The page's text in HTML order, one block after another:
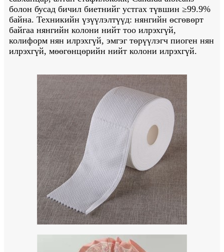
болон бусад бичил биетнийг устгах түвшин ≥99.9%
байна. Техникийн үзүүлэлтүүд: нянгийн өсгөвөрт
байгаа нянгийн колони нийт тоо илрэхгүй,
колиформ нян илрэхгүй, эмгэг төрүүлэгч пиоген нян
илрэхгүй, мөөгөнцөрийн нийт колони илрэхгүй.